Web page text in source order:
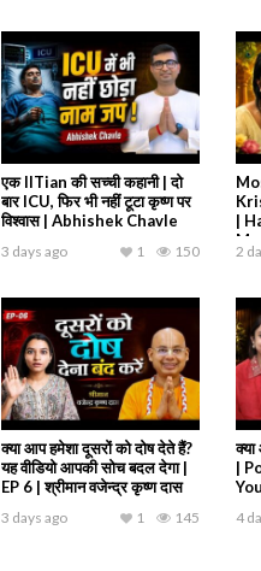
एक IITian की सच्ची कहानी | दो
बार ICU, फिर भी नहीं टूटा कृष्ण पर
विश्वास | Abhishek Chavle
3 days ago 150
1
|
2
क्या आप हमेशा दूसरों को दोष देते हैं?
यह वीडियो आपकी सोच बदल देगा |
EP 6 | श्रीमान वजेन्द्र कृष्ण दास
3 days ago 145
1
क्या
|
4